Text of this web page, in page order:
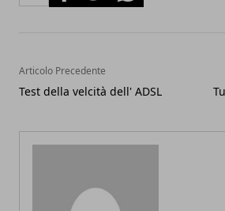
Articolo Precedente
Test della velcità dell' ADSL